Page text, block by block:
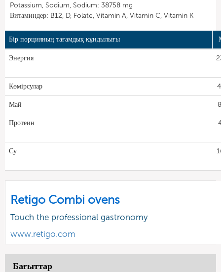
Potassium, Sodium, Sodium: 38758 mg
Витаминдер: B12, D, Folate, Vitamin A, Vitamin C, Vitamin K
Бір порцияның тағамдық құндылығы
Энергия
Көмірсулар
Май
Протеин
Су
Retigo Combi ovens
Touch the professional gastronomy
www.retigo.com
Бағыттар